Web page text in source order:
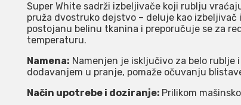
Super White sadrži izbeljivače koji rublju
pruža dvostruko dejstvo – deluje kao
postojanu belinu tkanina i preporučuje se za
temperaturu.
Namena: Namenjen je isključivo za belo rublje
dodavanjem u pranje, pomaže očuvanju
Način upotrebe i doziranje: Prilikom